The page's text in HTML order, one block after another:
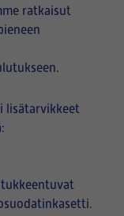
ratkaisut
lisätarvikkeet